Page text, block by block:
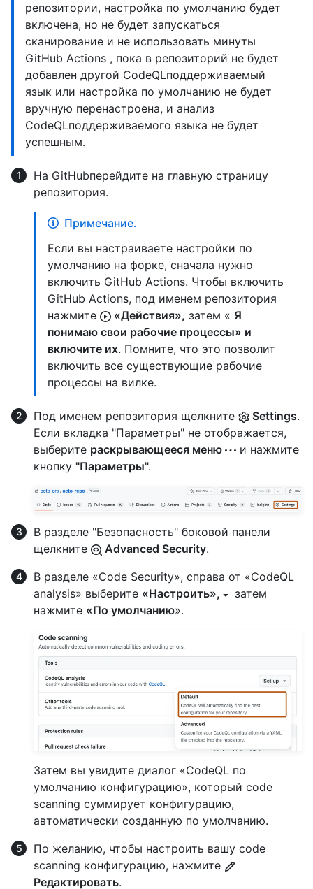
репозитории, настройка по умолчанию будет
включена, но не будет запускаться
сканирование и не использовать минуты
GitHub Actions , пока в репозиторий не будет
добавлен другой CodeQLподдерживаемый
язык или настройка по умолчанию не будет
вручную перенастроена, и анализ
CodeQLподдерживаемого языка не будет
успешным.
На GitHubперейдите на главную страницу
репозитория.
Примечание.
Если вы настраиваете настройки по
умолчанию на форке, сначала нужно
включить GitHub Actions. Чтобы включить
GitHub Actions, под именем репозитория
нажмите
«Действия», затем « Я
понимаю свои рабочие процессы» и
включите их. Помните, что это позволит
включить все существующие рабочие
процессы на вилке.
Под именем репозитория щелкните Settings.
Если вкладка "Параметры" не отображается,
выберите раскрывающееся меню
и нажмите
кнопку "Параметры".
В разделе "Безопасность" боковой панели
щелкните
Advanced Security.
В разделе «Code Security», справа от «CodeQL
analysis» выберите «Настроить»,
затем
нажмите «По умолчанию».
Затем вы увидите диалог «CodeQL по
умолчанию конфигурацию», который code
scanning суммирует конфигурацию,
автоматически созданную по умолчанию.
По желанию, чтобы настроить вашу code
scanning конфигурацию, нажмите
Редактировать.